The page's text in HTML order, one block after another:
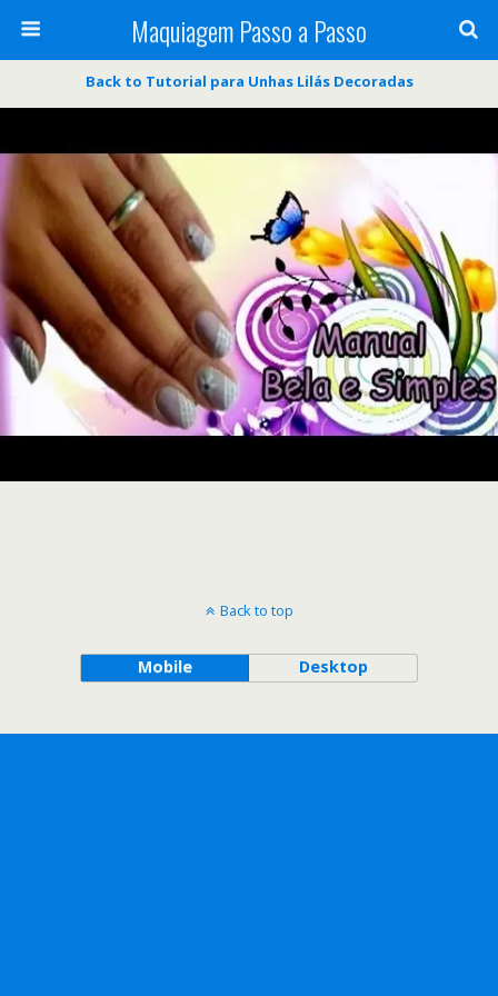
Maquiagem Passo a Passo
Back to Tutorial para Unhas Lilás Decoradas
Back to top
Mobile Desktop